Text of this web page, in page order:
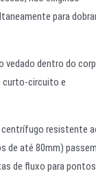
para
vedado dentro do
curto-circuito e
centrífugo resistente
de até 80mm) passem
de fluxo para pontos